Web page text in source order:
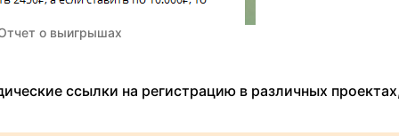
о выигрышах
ссылки на регистрацию в различных